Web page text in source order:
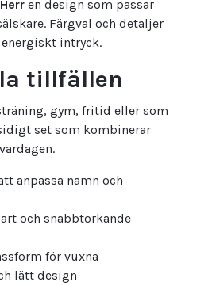
en design som passar
Färgval och detaljer
intryck.
tillfällen
gym, fritid eller som
set som kombinerar
anpassa namn och
och snabbtorkande
för vuxna
lätt design